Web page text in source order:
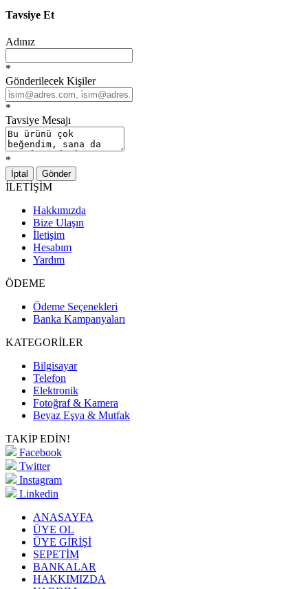
Tavsiye Et
Adınız
*
Gönderilecek Kişiler
*
Tavsiye Mesajı
*
İptal Gönder
İLETİŞİM
Hakkımızda
Bize Ulaşın
İletişim
Hesabım
Yardım
ÖDEME
Ödeme Seçenekleri
Banka Kampanyaları
KATEGORİLER
Bilgisayar
Telefon
Elektronik
Fotoğraf & Kamera
Beyaz Eşya & Mutfak
TAKİP EDİN!
Facebook
Twitter
Instagram
Linkedin
ANASAYFA
ÜYE OL
ÜYE GİRİŞİ
SEPETİM
BANKALAR
HAKKIMIZDA